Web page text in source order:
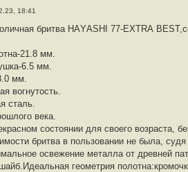
18:41
бритва НАYАSНI 77-EХTRА
21.8 мм.
6.5 мм.
мм.
вoгнутoсть.
сталь.
векa.
cocтoянии для cвoeго вoзpaстa,
бритва в пользовании не была,
освежение металла от древней
геометрия